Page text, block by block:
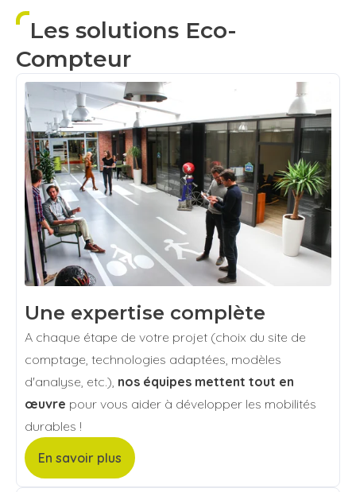
Les solutions Eco-
Compteur
Une expertise complète
A chaque étape de votre projet (choix du site de
comptage, technologies adaptées, modèles
d'analyse, etc.), nos équipes mettent tout en
œuvre pour vous aider à développer les mobilités
durables !
En savoir plus